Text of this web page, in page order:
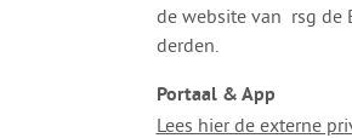
de website van rsg de
derden.
Portaal & App
Lees hier de externe